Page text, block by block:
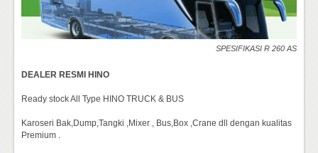
SPESIFIKASI R 260 AS
DEALER RESMI HINO
Ready stock All Type HINO TRUCK & BUS
Karoseri Bak,Dump,Tangki ,Mixer , Bus,Box ,Crane dll dengan kualitas
Premium .